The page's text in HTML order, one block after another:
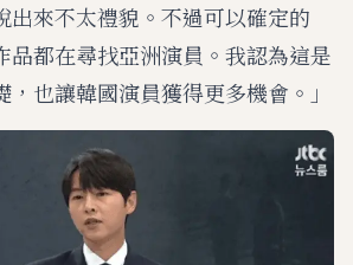
出來不太禮貌。不過可以確定的
品都在尋找亞洲演員。我認為這是
也讓韓國演員獲得更多機會。」